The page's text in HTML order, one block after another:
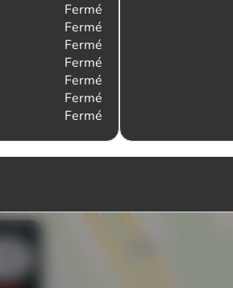
Fermé
Fermé
Fermé
Fermé
Fermé
Fermé
Fermé